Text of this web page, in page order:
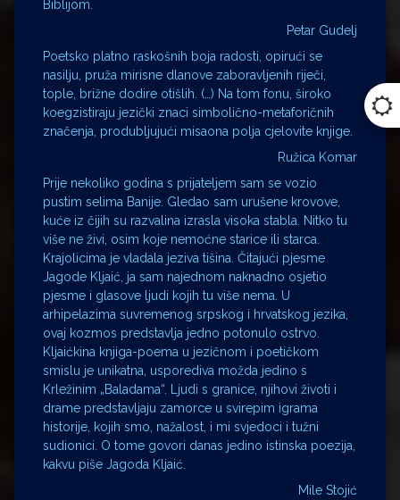
Biblijom.
Petar Gudelj
Poetsko platno raskošnih boja radosti, opirući se
nasilju, pruža mirisne dlanove zaboravljenih riječi,
tople, brižne dodire otišlih. (…) Na tom fonu, široko
koegzistiraju jezički znaci simbolično-metaforičnih
značenja, produbljujući misaona polja cjelovite knjige.
Ružica Komar
Prije nekoliko godina s prijateljem sam se vozio
pustim selima Banije. Gledao sam urušene krovove,
kuće iz čijih su razvalina izrasla visoka stabla. Nitko tu
više ne živi, osim koje nemoćne starice ili starca.
Krajolicima je vladala jeziva tišina. Čitajući pjesme
Jagode Kljaić, ja sam najednom naknadno osjetio
pjesme i glasove ljudi kojih tu više nema. U
arhipelazima suvremenog srpskog i hrvatskog jezika,
ovaj kozmos predstavlja jedno potonulo ostrvo.
Kljaićkina knjiga-poema u jezičnom i poetičkom
smislu je unikatna, usporediva možda jedino s
Krležinim „Baladama“. Ljudi s granice, njihovi životi i
drame predstavljaju zamorce u svirepim igrama
historije, kojih smo, nažalost, i mi svjedoci i tužni
sudionici. O tome govori danas jedino istinska poezija,
kakvu piše Jagoda Kljaić.
Mile Stojić